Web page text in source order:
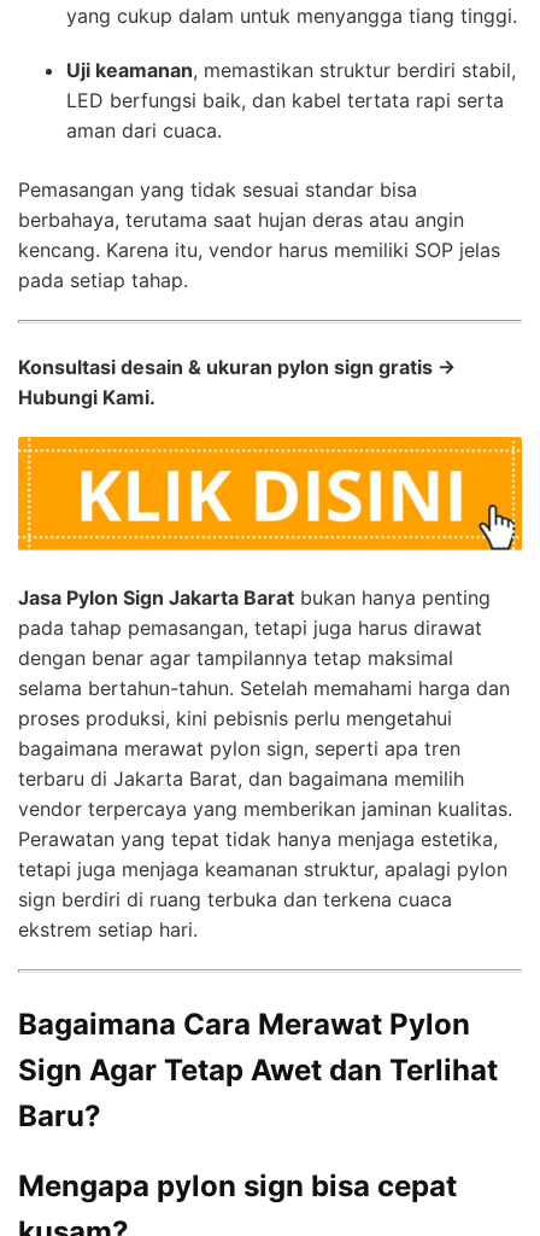
yang cukup dalam untuk menyangga tiang tinggi.
Uji keamanan, memastikan struktur berdiri stabil,
LED berfungsi baik, dan kabel tertata rapi serta
aman dari cuaca.
Pemasangan yang tidak sesuai standar bisa
berbahaya, terutama saat hujan deras atau angin
kencang. Karena itu, vendor harus memiliki SOP jelas
pada setiap tahap.
Konsultasi desain & ukuran pylon sign gratis →
Hubungi Kami.
Jasa Pylon Sign Jakarta Barat bukan hanya penting
pada tahap pemasangan, tetapi juga harus dirawat
dengan benar agar tampilannya tetap maksimal
selama bertahun-tahun. Setelah memahami harga dan
proses produksi, kini pebisnis perlu mengetahui
bagaimana merawat pylon sign, seperti apa tren
terbaru di Jakarta Barat, dan bagaimana memilih
vendor terpercaya yang memberikan jaminan kualitas.
Perawatan yang tepat tidak hanya menjaga estetika,
tetapi juga menjaga keamanan struktur, apalagi pylon
sign berdiri di ruang terbuka dan terkena cuaca
ekstrem setiap hari.
Bagaimana Cara Merawat Pylon
Sign Agar Tetap Awet dan Terlihat
Baru?
Mengapa pylon sign bisa cepat